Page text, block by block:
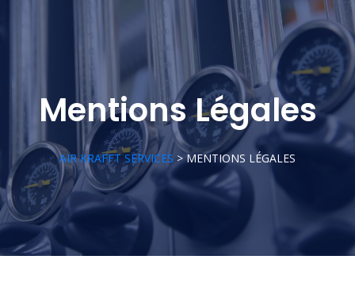
Mentions Légales
AIR KRAFFT SERVICES >MENTIONS LÉGALES